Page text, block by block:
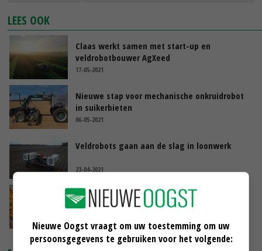
LEES OOK
Claas werkt samen met start-up en
veldrobotbouwer AgXeed
17-05-2021
Nieuwe stap voor mechanische onkruidrobot
in suikerbieten
06-05-2021
Veldrobots gaan aan de slag in loonwerk
23-04-2021
Slimme robots vergroten waarde verse
groenten en fruit
Nieuwe Oogst vraagt om uw toestemming om uw
persoonsgegevens te gebruiken voor het volgende: